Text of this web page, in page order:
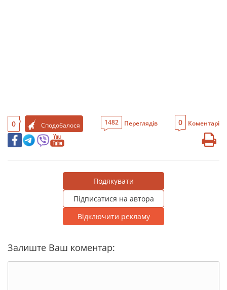
0 Сподобалося 1482 Переглядів 0 Коментарі
Подякувати
Підписатися на автора
Відключити рекламу
Залиште Ваш коментар: